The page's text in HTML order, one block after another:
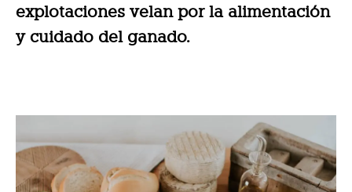
explotaciones velan por la alimentación
y cuidado del ganado.